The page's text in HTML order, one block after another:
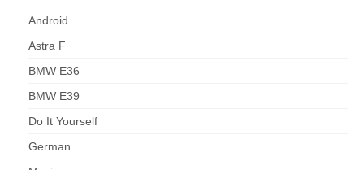
Android
Astra F
BMW E36
BMW E39
Do It Yourself
German